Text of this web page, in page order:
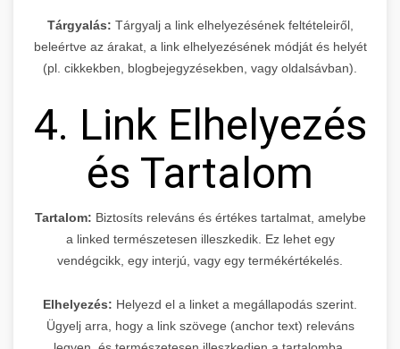
Tárgyalás: Tárgyalj a link elhelyezésének feltételeiről,
beleértve az árakat, a link elhelyezésének módját és helyét
(pl. cikkekben, blogbejegyzésekben, vagy oldalsávban).
4. Link Elhelyezés
és Tartalom
Tartalom: Biztosíts releváns és értékes tartalmat, amelybe
a linked természetesen illeszkedik. Ez lehet egy
vendégcikk, egy interjú, vagy egy termékértékelés.
Elhelyezés: Helyezd el a linket a megállapodás szerint.
Ügyelj arra, hogy a link szövege (anchor text) releváns